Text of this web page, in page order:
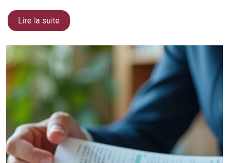
Lire la suite